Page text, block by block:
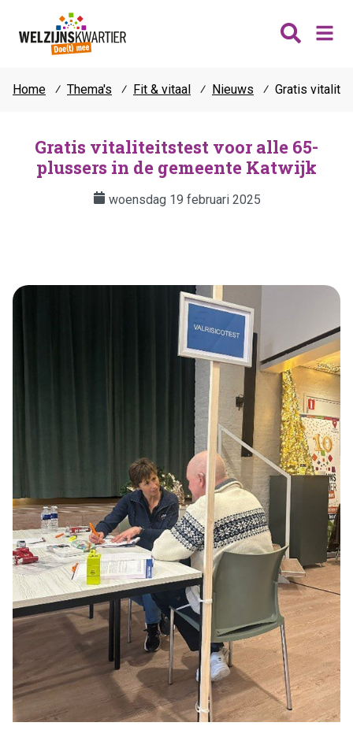
Noordwijk
Thema's
Fit & vitaal
Mantelzorg
Verhuur
Contact
Home ⁄ Thema's ⁄ Fit & vitaal ⁄ Nieuws ⁄ Gratis
Gratis vitaliteitstest voor alle 65-
plussers in de gemeente Katwijk
woensdag 19 februari 2025